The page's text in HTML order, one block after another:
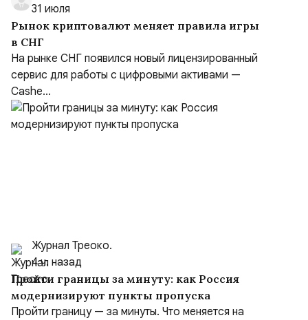
31 июля
Рынок криптовалют меняет правила игры
в СНГ
На рынке СНГ появился новый лицензированный
сервис для работы с цифровыми активами —
Cashe...
Журнал Треоко.
4 ч. назад
Пройти границы за минуту: как Россия
модернизируют пункты пропуска
Пройти границу — за минуты. Что меняется на